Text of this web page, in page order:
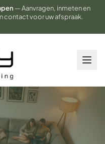
— Aanvragen, inmeten en
contact voor uw afspraak.